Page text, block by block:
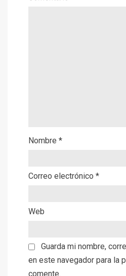
Nombre *
Correo electrónico *
Web
Guarda mi nombre,
en este navegador para la
comente.